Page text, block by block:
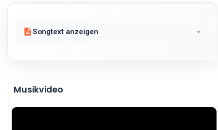
Songtext anzeigen
Musikvideo